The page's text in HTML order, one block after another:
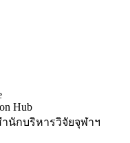
Hub
ำนักบริหารวิจัยจุฬาฯ